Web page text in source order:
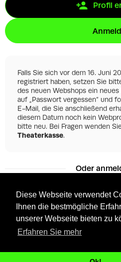
Diese Webseite verwendet
Ihnen die bestmögliche
unserer Webseite bieten zu
Erfahren Sie mehr
Profil
Falls Sie sich vor dem 16. Juni
registriert haben, setzen Sie
des neuen Webshops ein
auf „Passwort vergessen“ und
E-Mail, die Sie anschließend
diesem Datum noch kein
bitte neu. Bei Fragen wenden
Theaterkasse.
Oder
Facebook